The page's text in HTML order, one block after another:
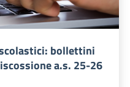
bollettini
a.s. 25-26